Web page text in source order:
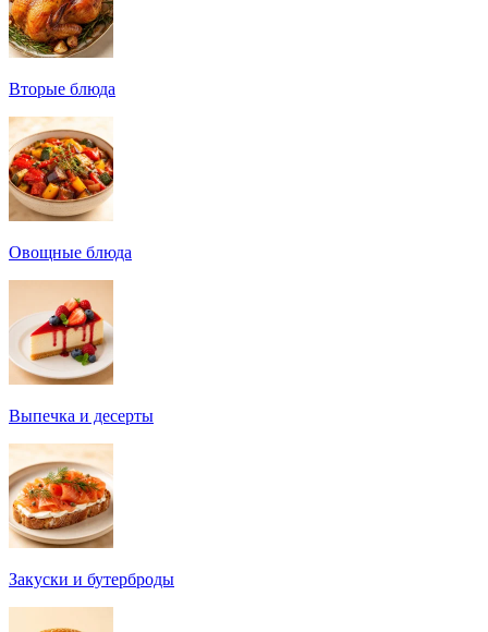
Вторые блюда
Овощные блюда
Выпечка и десерты
Закуски и бутерброды